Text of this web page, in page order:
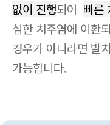
없이 진행되어 빠른
심한 치주염에 이환
경우가 아니라면 발